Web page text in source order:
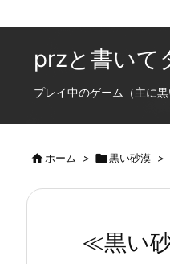
przと書いて
プレイ中のゲーム（主に
ホーム > 黒い砂漠 >
≪黒い